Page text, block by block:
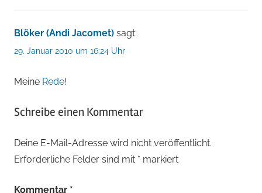
Blöker (Andi Jacomet) sagt:
29. Januar 2010 um 16:24 Uhr
Meine Rede!
Schreibe einen Kommentar
Deine E-Mail-Adresse wird nicht veröffentlicht.
Erforderliche Felder sind mit * markiert
Kommentar *